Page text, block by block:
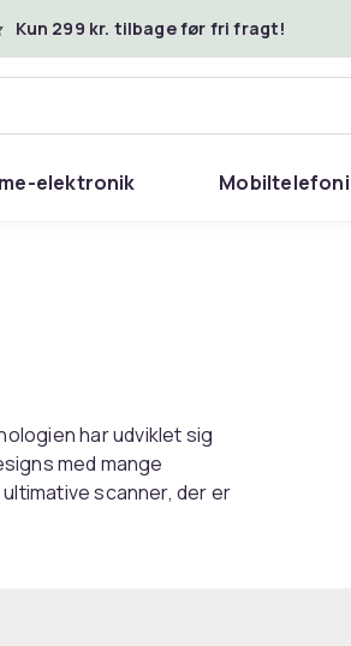
Kun 299 kr. tilbage før fri fragt!
elektronik Mobiltelefoni
har udviklet sig
med mange
scanner, der er